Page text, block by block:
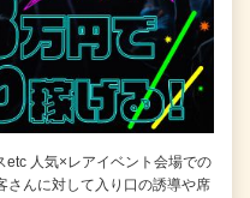
etc 人気×レアイベント会場での
さんに対して入り口の誘導や席